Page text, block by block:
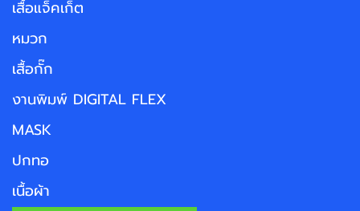
เสื้อแจ็คเก็ต
หมวก
เสื้อกั๊ก
งานพิมพ์ DIGITAL FLEX
MASK
ปกทอ
เนื้อผ้า